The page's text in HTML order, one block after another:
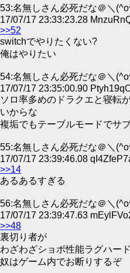
53:名無しさん必死だな＠＼
17/07/17 23:33:23.28
>>52
switchでやりたくない?
俺はやりたい
54:名無しさん必死だな＠＼
17/07/17 23:35:00.90
ソロ率多めのドラクエと寝転
いからな
複垢でもテーブルモードでサ
55:名無しさん必死だな＠＼
17/07/17 23:39:46.08
>>14
あるあるすぎる
56:名無しさん必死だな＠＼
17/07/17 23:39:47.63
>>48
裏切り者が
わざわざショボ性能ラグハー
奴はゲーム内でお断りするぞ